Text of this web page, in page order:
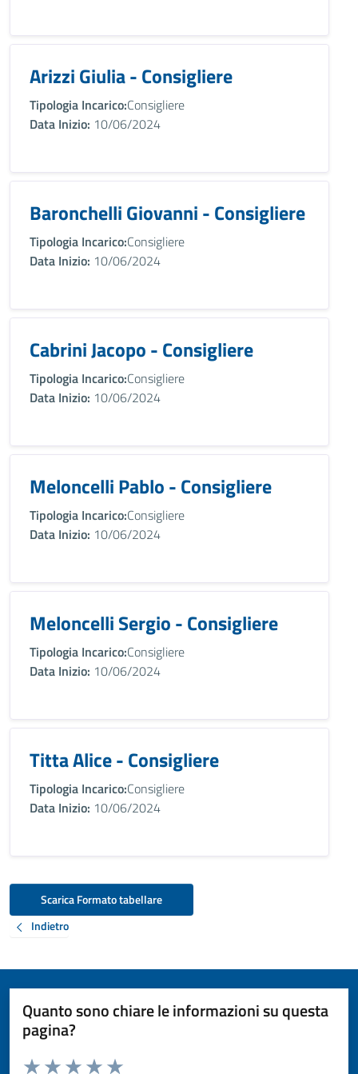
Arizzi Giulia - Consigliere
Tipologia Incarico:Consigliere
Data Inizio: 10/06/2024
Baronchelli Giovanni - Consigliere
Tipologia Incarico:Consigliere
Data Inizio: 10/06/2024
Cabrini Jacopo - Consigliere
Tipologia Incarico:Consigliere
Data Inizio: 10/06/2024
Meloncelli Pablo - Consigliere
Tipologia Incarico:Consigliere
Data Inizio: 10/06/2024
Meloncelli Sergio - Consigliere
Tipologia Incarico:Consigliere
Data Inizio: 10/06/2024
Titta Alice - Consigliere
Tipologia Incarico:Consigliere
Data Inizio: 10/06/2024
Scarica Formato tabellare
Indietro
Quanto sono chiare le informazioni su questa
pagina?
Valuta da 1 a 5 stelle la pagina